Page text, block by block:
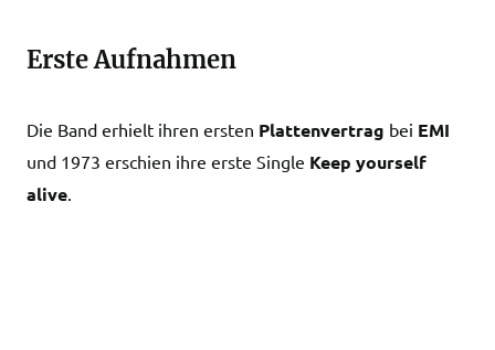
Erste Aufnahmen
Die Band erhielt ihren ersten Plattenvertrag bei EMI
und 1973 erschien ihre erste Single Keep yourself
alive.